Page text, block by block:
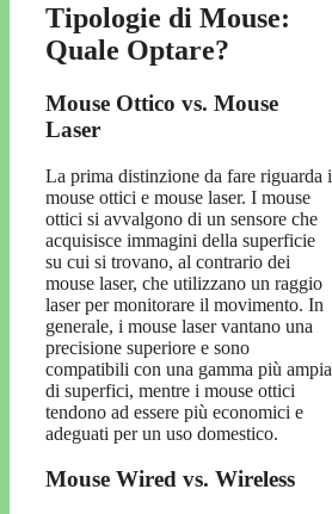
Tipologie di Mouse:
Quale Optare?
Mouse Ottico vs. Mouse
Laser
La prima distinzione da fare riguarda i
mouse ottici e mouse laser. I mouse
ottici si avvalgono di un sensore che
acquisisce immagini della superficie
su cui si trovano, al contrario dei
mouse laser, che utilizzano un raggio
laser per monitorare il movimento. In
generale, i mouse laser vantano una
precisione superiore e sono
compatibili con una gamma più ampia
di superfici, mentre i mouse ottici
tendono ad essere più economici e
adeguati per un uso domestico.
Mouse Wired vs. Wireless